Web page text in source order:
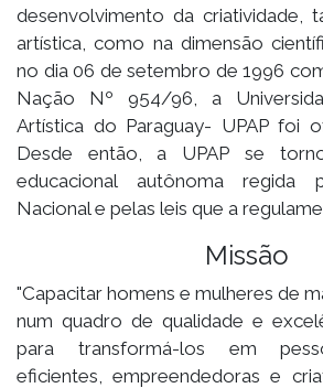
desenvolvimento da criatividade,
artística, como na dimensão
no dia 06 de setembro de 1996
Nação Nº 954/96, a
Artística do Paraguay- UPAP foi
Desde então, a UPAP se
educacional autônoma regida
Nacional e pelas leis que a
Missão
"Capacitar homens e mulheres de
num quadro de qualidade e
para transformá-los em
eficientes, empreendedoras e